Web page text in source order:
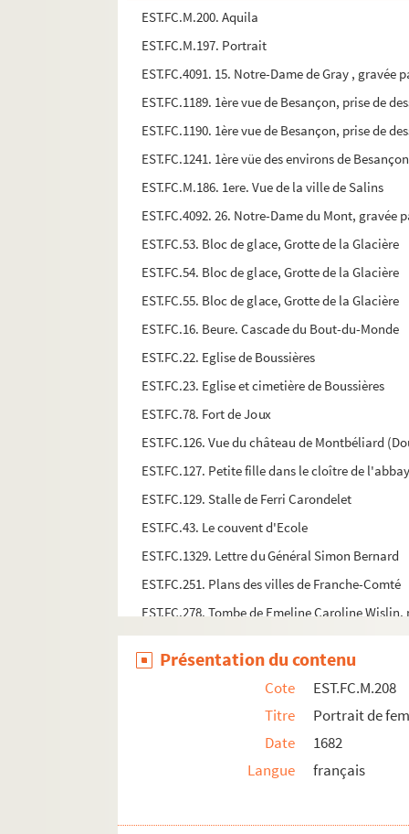
EST.FC.M.200. Aquila
EST.FC.M.197. Portrait
EST.FC.4091. 15. Notre-Dame de Gray , gravée
EST.FC.1189. 1ère vue de Besançon, prise de
EST.FC.1190. 1ère vue de Besançon, prise de
EST.FC.1241. 1ère vüe des environs de Besançon
EST.FC.M.186. 1ere. Vue de la ville de Salins
EST.FC.4092. 26. Notre-Dame du Mont, gravée
EST.FC.53. Bloc de glace, Grotte de la Glacière
EST.FC.54. Bloc de glace, Grotte de la Glacière
EST.FC.55. Bloc de glace, Grotte de la Glacière
EST.FC.16. Beure. Cascade du Bout-du-Monde
EST.FC.22. Eglise de Boussières
EST.FC.23. Eglise et cimetière de Boussières
EST.FC.78. Fort de Joux
EST.FC.126. Vue du château de Montbéliard
EST.FC.127. Petite fille dans le cloître de
EST.FC.129. Stalle de Ferri Carondelet
EST.FC.43. Le couvent d'Ecole
EST.FC.1329. Lettre du Général Simon Bernard
EST.FC.251. Plans des villes de Franche-Comté
EST.FC.278. Tombe de Emeline Caroline
EST.FC.283. La Folie, Gray
EST.FC.285. Intérieur de la Chapelled'Andelot,
EST.FC.320. Intérieur de la Chapelled'Andelot,
EST.FC.311. Forges du Magny
EST.FC.317. Stèle funéraire à la mémoire de
EST.FC.321. Autel de la Chapelle d'Andelot,
Présentation du contenu
Cote
EST.FC.M.208
Titre
Portrait de
Date
1682
Langue
français